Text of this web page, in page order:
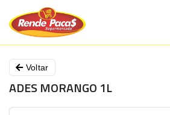
Voltar
ADES MORANGO 1L